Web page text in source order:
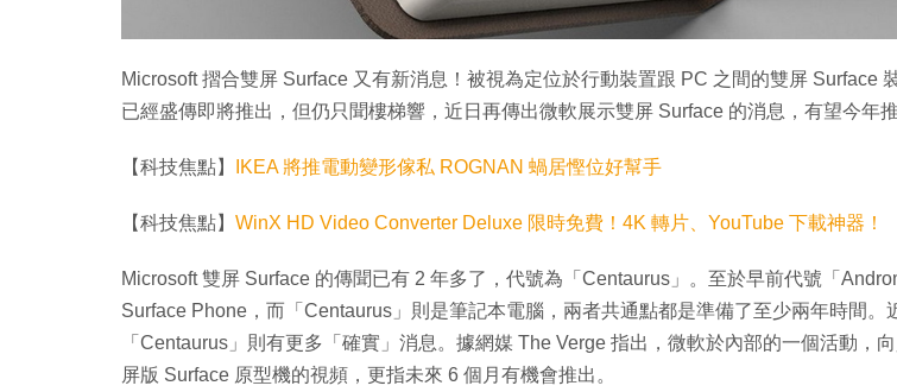
Microsoft 摺合雙屏 Surface 又有新消息！被視為定位於行動裝置跟 PC 之間的雙屏 Surface
已經盛傳即將推出，但仍只聞樓梯響，近日再傳出微軟展示雙屏 Surface 的消息，有望今年推
【科技焦點】 IKEA 將推電動變形傢私 ROGNAN 蝸居慳位好幫手
【科技焦點】 WinX HD Video Converter Deluxe 限時免費！4K 轉片、YouTube 下載神器！
Microsoft 雙屏 Surface 的傳聞已有 2 年多了，代號為「Centaurus」。至於早前代號「
Surface Phone，而「Centaurus」則是筆記本電腦，兩者共通點都是準備了至少兩年時間。
「Centaurus」則有更多「確實」消息。據網媒 The Verge 指出，微軟於內部的一個活動，
屏版 Surface 原型機的視頻，更指未來 6 個月有機會推出。